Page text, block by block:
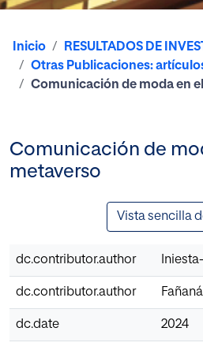
Inicio
RESULTADOS DE
Otras Publicaciones:
Comunicación de moda en
Comunicación de
metaverso
Vista sencilla
dc.contributor.author
dc.contributor.author
dc.date 2024